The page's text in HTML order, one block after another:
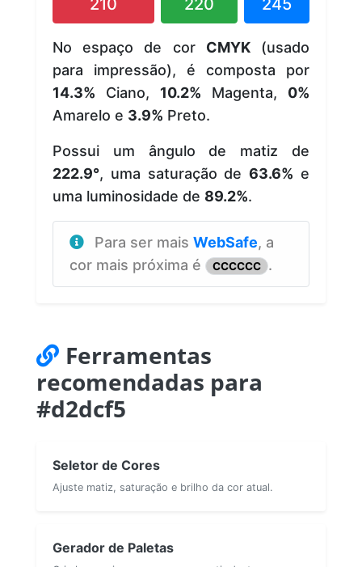
No espaço de cor CMYK(usado
para impressão), é composta por
14.3% Ciano, 10.2% Magenta, 0%
Amarelo e 3.9% Preto.
Possui um ângulo de matiz de
222.9°, uma saturação de63.6% e
uma luminosidade de 89.2%.
Para ser mais WebSafe, a
cor mais próxima é
CCCCCC .
Ferramentas
recomendadas para
#d2dcf5
Seletor de Cores
Ajuste matiz, saturação e brilho da cor atual.
Gerador de Paletas